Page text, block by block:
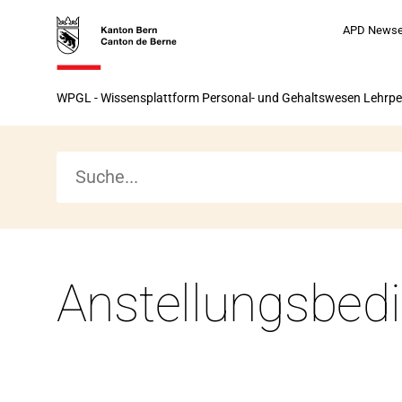
Startseite
Navigation
Hauptinhalt
Seitenende
Startseite
APD News
WPGL - Wissensplattform Personal- und Gehaltswesen